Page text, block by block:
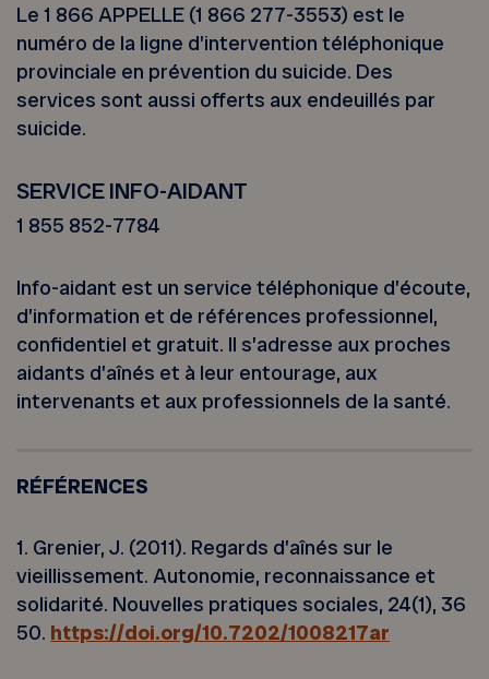
Le 1 866 APPELLE (1 866 277-3553) est le
numéro de la ligne d’intervention téléphonique
provinciale en prévention du suicide. Des
services sont aussi offerts aux endeuillés par
suicide.
SERVICE INFO-AIDANT
1 855 852-7784
Info-aidant est un service téléphonique d’écoute,
d’information et de références professionnel,
confidentiel et gratuit. Il s’adresse aux proches
aidants d’aînés et à leur entourage, aux
intervenants et aux professionnels de la santé.
RÉFÉRENCES
1. Grenier, J. (2011). Regards d’aînés sur le
vieillissement. Autonomie, reconnaissance et
solidarité. Nouvelles pratiques sociales, 24(1), 36
50. https://doi.org/10.7202/1008217ar